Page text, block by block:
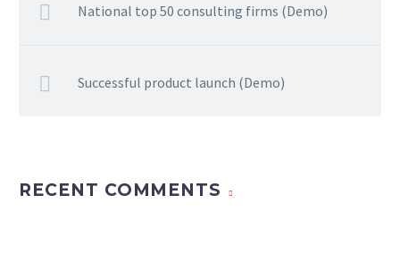
National top 50 consulting firms (Demo)
Successful product launch (Demo)
RECENT COMMENTS